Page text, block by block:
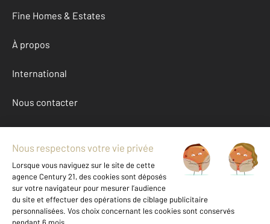
Fine Homes & Estates
À propos
International
Nous contacter
Mentions légales & CGU et Barèmes d'honoraires
Données personnelles
Gestionnaire des cookies